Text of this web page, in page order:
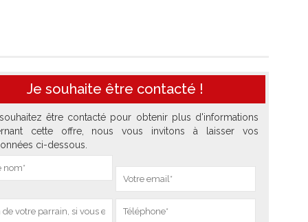
Je souhaite être contacté !
être contacté pour obtenir plus d'informations
cette offre, nous vous invitons à laisser vos
ci-dessous.